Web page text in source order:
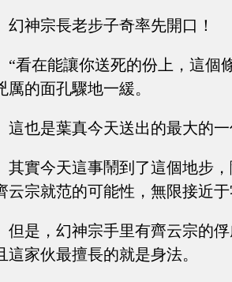
幻神宗長老步子奇率先開口！
“看在能讓你送死的份上，這個
厲的面孔驟地一緩。
這也是葉真今天送出的最大的
其實今天這事鬧到了這個地步
云宗就范的可能性，無限接近
但是，幻神宗手里有齊云宗的
這家伙最擅長的就是身法。